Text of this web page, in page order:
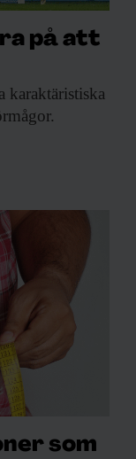
på att
karaktäristiska
som